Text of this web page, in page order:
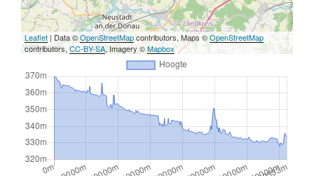
Leaflet | Data ©OpenStreetMapcontributors, Maps ©OpenStreetMap
contributors, CC-BY-SA, Imagery ©Mapbox